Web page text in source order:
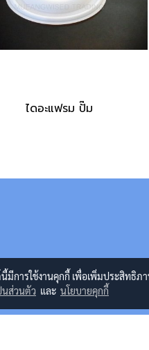
ไดอะแฟรม ปั๊ม
นี้มีการใช้งานคุกกี้ เพื่อเพิ่มประสิทธิ
นส่วนตัว และ นโยบายคุกกี้